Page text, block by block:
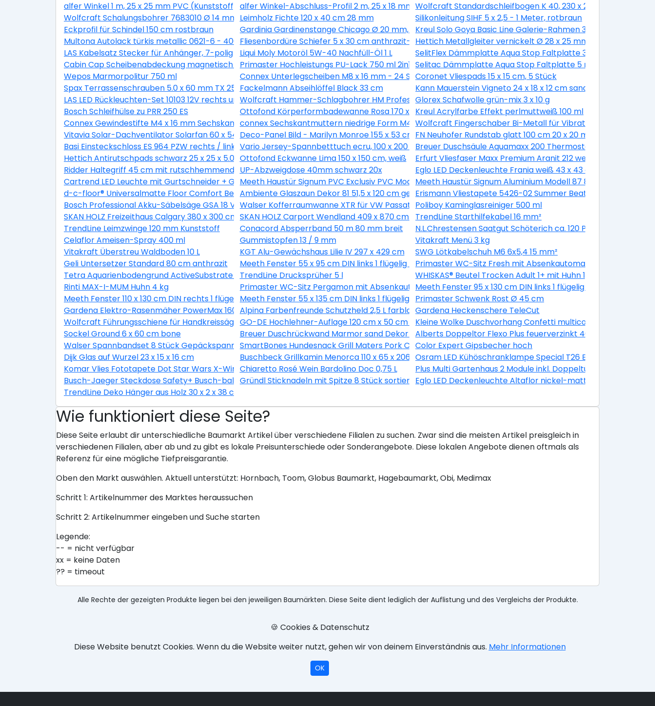
alfer Winkel 1 m, 25 x 25 mm PVC (Kunststoff) glatt weissalfer Winkel-Abschluss-Profil 2 m, 25 x 18 mm Aluminium eloxiert silberWolfcraft Standardschleifbogen K 40, 230 x 280 cm
Wolfcraft Schalungsbohrer 7683010 Ø 14 mm Leimholz Fichte 120 x 40 cm 28 mm
Silikonleitung SIHF 5 x 2,5 - 1 Meter, rotbraun
Eckprofil für Schindel 150 cm rostbraun
Gardinia Gardinenstange Chicago Ø 20 mm, edelstahl-optik, 160 cmKreul Solo Goya Basic Line Galerie-Rahmen 30 x 30 cm
Multona Autolack türkis metallic 0621-6 - 400mlFliesenbordüre Schiefer 5 x 30 cm anthrazit-braunHettich Metallgleiter vernickelt Ø 28 x 25 mm -1 Stück
LAS Kabelsatz Stecker für Anhänger, 7-polig
Liqui Moly Motoröl 5W-40 Nachfüll-Öl 1 L
SelitFlex Dämmplatte Aqua Stop Faltplatte 3 mm stark
Cabin Cap Scheibenabdeckung magnetisch für PKW 94x270cmPrimaster Hochleistungs PU-Lack 750 ml 2in1 schokoladenbraun glänzend
Selitac Dämmplatte Aqua Stop Faltplatte 5 mm stark
Wepos Marmorpolitur 750 ml
Connex Unterlegscheiben M8 x 16 mm - 24 Stk.Coronet Vliespads 15 x 15 cm, 5 Stück
Spax Terrassenschrauben 5.0 x 60 mm TX 25 - 200 Stk.Fackelmann Abseihlöffel Black 33 cm
Kann Mauerstein Vigneto 24 x 18 x 12 cm sandsteingelb
LAS LED Rückleuchten-Set 10103 12V rechts und linksWolfcraft Hammer-Schlagbohrer HM Professional SDS-plus Schaft Ø 6 mm
Glorex Schafwolle grün-mix 3 x 10 g
Bosch Schleifhülse zu PRR 250 ES
Ottofond Körperformbadewanne Rosa 170 x 75 cm, weißKreul Acrylfarbe Effekt perlmuttweiß 100 ml
Connex Gewindestifte M4 x 16 mm Sechskant Innen 2 mm - 20 Stk.connex Sechskantmuttern niedrige Form M4 Stahl verzinkt - 40 StückWolfcraft Fingerschaber Bi-Metall für Vibrationssägen
Vitavia Solar-Dachventilator Solarfan 60 x 54,4 cmDeco-Panel Bild - Marilyn Monroe 155 x 53 cm FN Neuhofer Rundstab glatt 100 cm 20 x 20 mm
Basi Einsteckschloss ES 964 PZW rechts / links Vario Jersey-Spannbetttuch ecru, 100 x 200 cmBreuer Duschsäule Aquamaxx 200 Thermostat Thermostat,
Hettich Antirutschpads schwarz 25 x 25 x 5.0 mm - 18 StückOttofond Eckwanne Lima 150 x 150 cm, weiß
Erfurt Vliesfaser Maxx Premium Aranit 212 weiß 12,5 x 0,53 m
Ridder Haltegriff 45 cm mit rutschhemmender GriffflächeUP-Abzweigdose 40mm schwarz 20x
Eglo LED Deckenleuchte Frania weiß 43 x 43 cm warmweiß
Cartrend LED Leuchte mit Gurtschneider + GlasbrecherMeeth Haustür Signum PVC Exclusiv PVC Modell 70 88 x 200 cm, DIN rechts, weiß/titan
Meeth Haustür Signum Aluminium Modell 87 88 x 200 cm, DIN
d-c-floor® Universalmatte Floor Comfort Beachwood 50 x 80 cmAmbiente Glaszaun Dekor 81 51,5 x 120 cm gehärtetes 8 mm GlasErismann Vliestapete 5426-02 Summer Beat floral beige 10,05
Bosch Professional Akku-Säbelsäge GSA 18 V-LI C Solo in L-BoxxWalser Kofferraumwanne XTR für VW Passat (B6) VariantPoliboy Kaminglasreiniger 500 ml
SKAN HOLZ Freizeithaus Calgary 380 x 300 cm mit 2. Schalung, naturSKAN HOLZ Carport Wendland 409 x 870 cm mit EPDM-DachTrendLine Starthilfekabel 16 mm²
TrendLine Leimzwinge 120 mm Kunststoff
Conacord Absperrband 50 m 80 mm breit
N.L.Chrestensen Saatgut Schöterich ca. 120 Pflanzen
Celaflor Ameisen-Spray 400 ml
Gummistopfen 13 / 9 mm
Vitakraft Menü 3 kg
Vitakraft Überstreu Waldboden 10 L
KGT Alu-Gewächshaus Lilie IV 297 x 429 cm
SWG Lötkabelschuh M6 6x5,4 15 mm²
Geli Untersetzer Standard 80 cm anthrazit
Meeth Fenster 55 x 95 cm DIN links 1 flügelig Dreh-Kipp weißPrimaster WC-Sitz Fresh mit Absenkautomatik
Tetra Aquarienbodengrund ActiveSubstrate 3LTrendLine Drucksprüher 5 l
WHISKAS® Beutel Trocken Adult 1+ mit Huhn 1,9 kg 1,9 kg
Rinti MAX-I-MUM Huhn 4 kg
Primaster WC-Sitz Pergamon mit AbsenkautomatikMeeth Fenster 95 x 130 cm DIN links 1 flügelig Dreh-Kipp
Meeth Fenster 110 x 130 cm DIN rechts 1 flügelig Dreh-Kipp weiß/ titanMeeth Fenster 55 x 135 cm DIN links 1 flügelig Dreh-Kipp golden Oak
Primaster Schwenk Rost Ø 45 cm
Gardena Elektro-Rasenmäher PowerMax 1600/37 inkl. ErsatzmesserAlpina Farbenfreunde Schutzheld 2,5 L farblos mattGardena Heckenschere TeleCut
Wolfcraft Führungsschiene für Handkreissäge 190 x 1450 x 12 mmGO-DE Hochlehner-Auflage 120 cm x 50 cm x 7 cm, grau, anthrazitKleine Wolke Duschvorhang Confetti multicolor, 180 x 200 cm
Sockel Ground 6 x 60 cm bone
Breuer Duschrückwand Marmor sand Dekor 150 x 255 x 0,3 cmAlberts Doppeltor Flexo Plus feuerverzinkt 400 x 160 cm
Walser Spannbandset 8 Stück Gepäckspanner 8 teiligSmartBones Hundesnack Grill Maters Pork Chop 3 StückColor Expert Gipsbecher hoch
Dijk Glas auf Wurzel 23 x 15 x 16 cm
Buschbeck Grillkamin Menorca 110 x 65 x 206 cmOsram LED Kühöschranklampe Special T26 E14 2,3W
Komar Vlies Fototapete Dot Star Wars X-Wing Ø 128 cm selbstklebend
Chiaretto Rosé Wein Bardolino Doc 0,75 L
Plus Multi Gartenhaus 2 Module inkl. Doppeltür 10,5 m²
Busch-Jaeger Steckdose Safety+ Busch-balance® SI, alpinweiß, 20 EUCB-914
Gründl Sticknadeln mit Spitze 8 Stück sortiert Eglo LED Deckenleuchte Altaflor nickel-matt 65 x 30 cm
TrendLine Deko Hänger aus Holz 30 x 2 x 38 cm
Wie funktioniert diese Seite?
Diese Seite erlaubt dir unterschiedliche Baumarkt Artikel über verschiedene Filialen zu suchen. Zwar sind die meisten Artikel preisgleich in
verschiedenen Filialen, aber ab und zu gibt es lokale Preisunterschiede oder Sonderangebote. Diese lokalen Angebote dienen oftmals als
Referenz für eine mögliche Tiefpreisgarantie.
Oben den Markt auswählen. Aktuell unterstützt: Hornbach, Toom, Globus Baumarkt, Hagebaumarkt, Obi, Medimax
Schritt 1: Artikelnummer des Marktes heraussuchen
Schritt 2: Artikelnummer eingeben und Suche starten
Legende:
-- = nicht verfügbar
xx = keine Daten
?? = timeout
Alle Rechte der gezeigten Produkte liegen bei den jeweiligen Baumärkten. Diese Seite dient lediglich der Auflistung und des Vergleichs der Produkte.
🍪 Cookies & Datenschutz
Diese Website benutzt Cookies. Wenn du die Website weiter nutzt, gehen wir von deinem Einverständnis aus. Mehr Informationen
OK